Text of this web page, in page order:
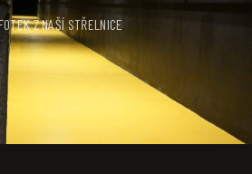
Z NAŠÍ STŘELNICE